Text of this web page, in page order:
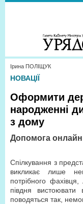
Ірина ПОЛІЩУК
НОВАЦІЇ
Оформити
народженні
з дому
Допомога онлайн
Спілкування з
викликає лише
потрібного
півдня
поводяться так,